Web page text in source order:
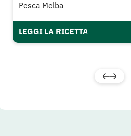
Pesca Melba
LEGGI LA RICETTA